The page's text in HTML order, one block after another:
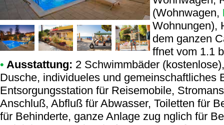
(Wohnwagen,
Wohnungen),
dem ganzen
ffnet vom 1.1
• Ausstattung: 2 Schwimmbäder
Dusche, individueles und gemeinschaftliches
Entsorgungsstation für Reisemobile,
Anschluß, Abfluß für Abwasser, Toiletten für
für Behinderte, ganze Anlage zug nglich für